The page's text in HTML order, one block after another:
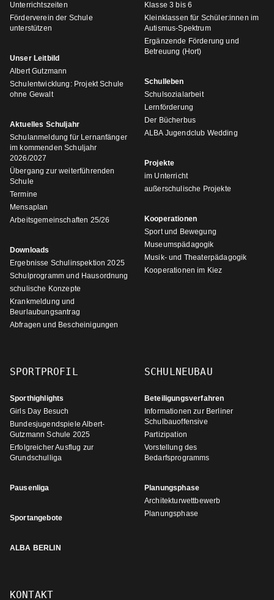
Unterrichtszeiten
Förderverein der Schule
unterstützen
Unser Leitbild
Albert Gutzmann
Schulentwicklung: Projekt Schule
ohne Gewalt
Aktuelles Schuljahr
Schulanmeldung für Lernanfänger
im kommenden Schuljahr
2026/2027
Übergang zur weiterführenden
Schule
Termine
Mensaplan
Arbeitsgemeinschaften 25/26
Downloads
Ergebnisse Schulinspektion 2025
Schulprogramm und Hausordnung
schulische Konzepte
Krankmeldung und
Beurlaubungsantrag
Abfragen und Bescheinigungen
Klasse 3 bis 6
Kleinklassen für Schüler:innen im
Autismus-Spektrum
Ergänzende Förderung und
Betreuung (Hort)
Schulleben
Schulsozialarbeit
Lernförderung
Der Bücherbus
ALBA Jugendclub Wedding
Projekte
im Unterricht
außerschulische Projekte
Kooperationen
Sport und Bewegung
Museumspädagogik
Musik- und Theaterpädagogik
Kooperationen im Kiez
SPORTPROFIL
Sporthighlights
Girls Day Besuch
Bundesjugendspiele Albert-
Gutzmann Schule 2025
Erfolgreicher Ausflug zur
Grundschulliga
Pausenliga
Sportangebote
ALBA BERLIN
SCHULNEUBAU
Beteiligungsverfahren
Informationen zur Berliner
Schulbauoffensive
Partizipation
Vorstellung des
Bedarfsprogramms
Planungsphase
Architekturwettbewerb
Planungsphase
KONTAKT